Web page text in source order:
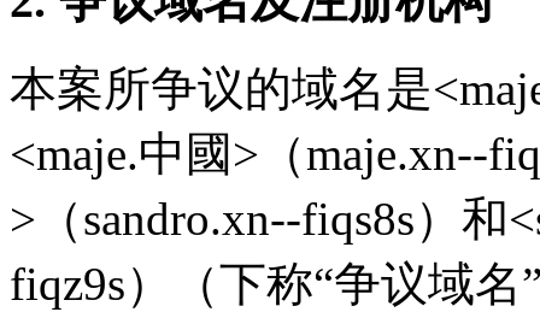
本案所争议的域名是
<maje.中國>（maje.xn--
>（sandro.xn--fiqs8s）和
fiqz9s）（下称“争议域